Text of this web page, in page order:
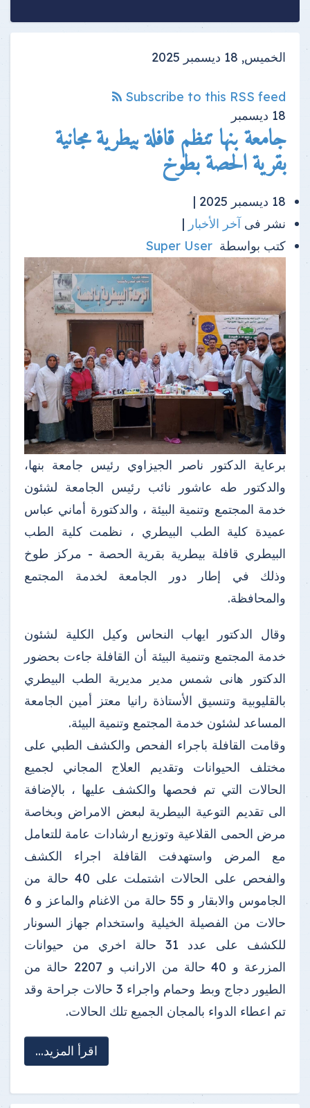
الخميس, 18 ديسمبر 2025
Subscribe to this RSS feed
18 ديسمبر
جامعة بنها تنظم قافلة بيطرية مجانية
بقرية الحصة بطوخ
18 ديسمبر 2025 |
نشر فى آخر الأخبار |
كتب بواسطة Super User
برعاية الدكتور ناصر الجيزاوي رئيس جامعة بنها،
والدكتور طه عاشور نائب رئيس الجامعة لشئون
خدمة المجتمع وتنمية البيئة ، والدكتورة أماني عباس
عميدة كلية الطب البيطري ، نظمت كلية الطب
البيطري قافلة بيطرية بقرية الحصة - مركز طوخ
وذلك في إطار دور الجامعة لخدمة المجتمع
والمحافظة.
وقال الدكتور ايهاب النحاس وكيل الكلية لشئون
خدمة المجتمع وتنمية البيئة أن القافلة جاءت بحضور
الدكتور هانى شمس مدير مديرية الطب البيطري
بالقليوبية وتنسيق الأستاذة رانيا معتز أمين الجامعة
المساعد لشئون خدمة المجتمع وتنمية البيئة.
وقامت القافلة باجراء الفحص والكشف الطبي على
مختلف الحيوانات وتقديم العلاج المجاني لجميع
الحالات التي تم فحصها والكشف عليها ، بالإضافة
الى تقديم التوعية البيطرية لبعض الامراض وبخاصة
مرض الحمى القلاعية وتوزيع ارشادات عامة للتعامل
مع المرض واستهدفت القافلة اجراء الكشف
والفحص على الحالات اشتملت على 40 حالة من
الجاموس والابقار و 55 حالة من الاغنام والماعز و 6
حالات من الفصيلة الخيلية واستخدام جهاز السونار
للكشف على عدد 31 حالة اخري من حيوانات
المزرعة و 40 حالة من الارانب و 2207 حالة من
الطيور دجاج وبط وحمام واجراء 3 حالات جراحة وقد
تم اعطاء الدواء بالمجان الجميع تلك الحالات.
اقرأ المزيد...